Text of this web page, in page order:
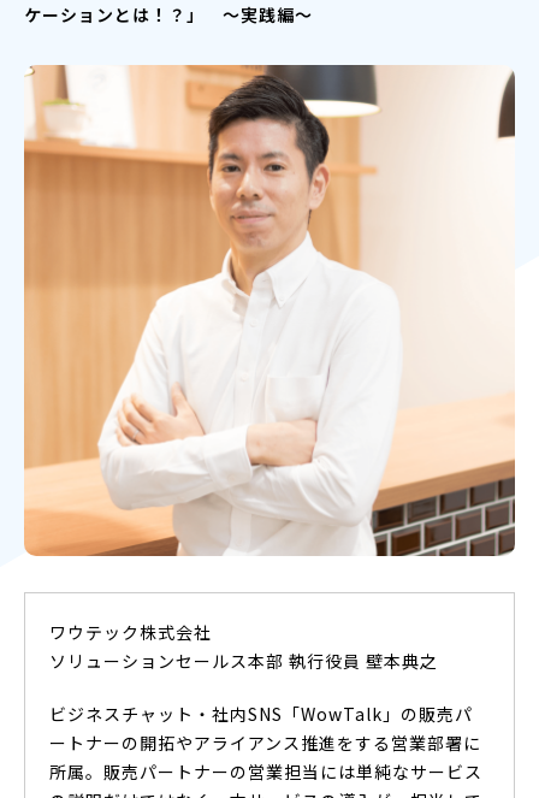
ケーションとは！？」 ～実践編～
ワウテック株式会社
ソリューションセールス本部 執行役員 壁本典之
ビジネスチャット・社内SNS「WowTalk」の販売パ
ートナーの開拓やアライアンス推進をする営業部署に
所属。販売パートナーの営業担当には単純なサービス